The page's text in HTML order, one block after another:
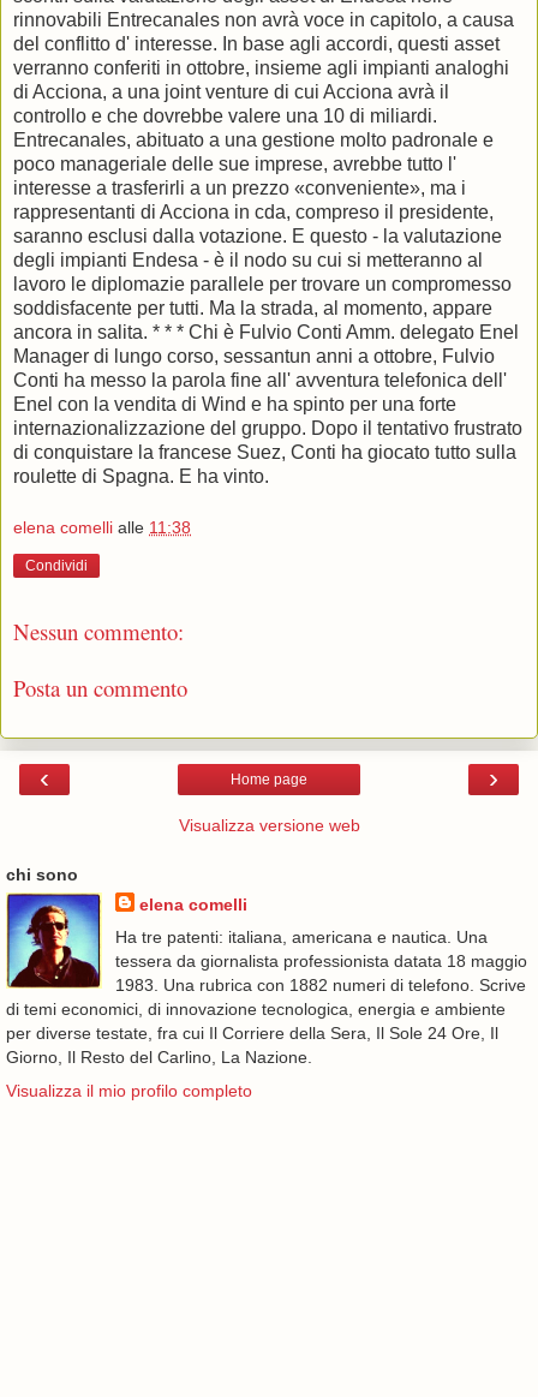
rinnovabili Entrecanales non avrà voce in capitolo, a causa
del conflitto d' interesse. In base agli accordi, questi asset
verranno conferiti in ottobre, insieme agli impianti analoghi
di Acciona, a una joint venture di cui Acciona avrà il
controllo e che dovrebbe valere una 10 di miliardi.
Entrecanales, abituato a una gestione molto padronale e
poco manageriale delle sue imprese, avrebbe tutto l'
interesse a trasferirli a un prezzo «conveniente», ma i
rappresentanti di Acciona in cda, compreso il presidente,
saranno esclusi dalla votazione. E questo - la valutazione
degli impianti Endesa - è il nodo su cui si metteranno al
lavoro le diplomazie parallele per trovare un compromesso
soddisfacente per tutti. Ma la strada, al momento, appare
ancora in salita. * * * Chi è Fulvio Conti Amm. delegato Enel
Manager di lungo corso, sessantun anni a ottobre, Fulvio
Conti ha messo la parola fine all' avventura telefonica dell'
Enel con la vendita di Wind e ha spinto per una forte
internazionalizzazione del gruppo. Dopo il tentativo frustrato
di conquistare la francese Suez, Conti ha giocato tutto sulla
roulette di Spagna. E ha vinto.
elena comelli alle 11:38
Condividi
Nessun commento:
Posta un commento
‹ ›
Home page
Visualizza versione web
chi sono
elena comelli
Ha tre patenti: italiana, americana e nautica. Una
tessera da giornalista professionista datata 18 maggio
1983. Una rubrica con 1882 numeri di telefono. Scrive
di temi economici, di innovazione tecnologica, energia e ambiente
per diverse testate, fra cui Il Corriere della Sera, Il Sole 24 Ore, Il
Giorno, Il Resto del Carlino, La Nazione.
Visualizza il mio profilo completo